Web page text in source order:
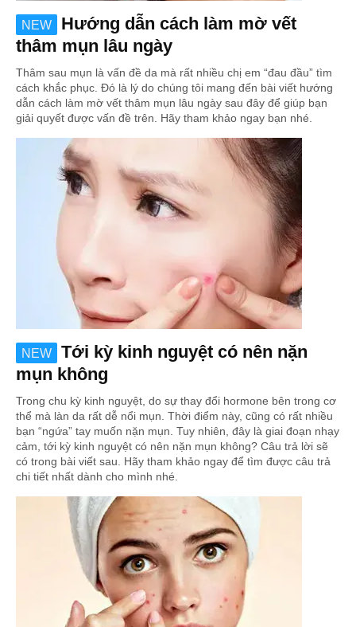
NEW
Hướng dẫn cách làm mờ vết
thâm mụn lâu ngày
Thâm sau mụn là vấn đề da mà rất nhiều chị em “đau đầu” tìm
cách khắc phục. Đó là lý do chúng tôi mang đến bài viết hướng
dẫn cách làm mờ vết thâm mụn lâu ngày sau đây để giúp bạn
giải quyết được vấn đề trên. Hãy tham khảo ngay bạn nhé.
NEW
Tới kỳ kinh nguyệt có nên nặn
mụn không
Trong chu kỳ kinh nguyệt, do sự thay đổi hormone bên trong cơ
thể mà làn da rất dễ nổi mụn. Thời điểm này, cũng có rất nhiều
bạn “ngứa” tay muốn nặn mụn. Tuy nhiên, đây là giai đoạn nhạy
cảm, tới kỳ kinh nguyệt có nên nặn mụn không? Câu trả lời sẽ
có trong bài viết sau. Hãy tham khảo ngay để tìm được câu trả
chi tiết nhất dành cho mình nhé.